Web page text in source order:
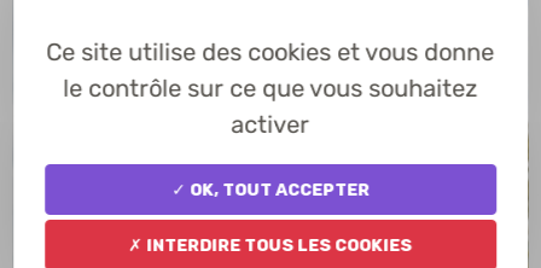
Ce site utilise des cookies et vous donne
le contrôle sur ce que vous souhaitez
activer
✓ OK, tout accepter
✗ Interdire tous les cookies